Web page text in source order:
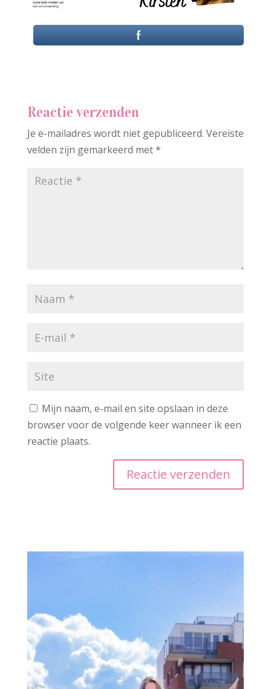
Reactie verzenden
Je e-mailadres wordt niet gepubliceerd. Vereiste
velden zijn gemarkeerd met*
Mijn naam, e-mail en site opslaan in deze
browser voor de volgende keer wanneer ik een
reactie plaats.
i
v
e
: